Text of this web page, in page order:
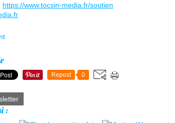
https://www.tocsin-media.fr/soutien
Repost 0
: